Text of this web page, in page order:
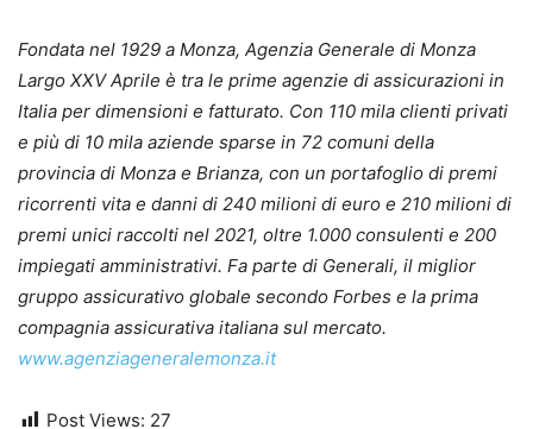
Fondata nel 1929 a Monza, Agenzia Generale di Monza
Largo XXV Aprile è tra le prime agenzie di assicurazioni in
Italia per dimensioni e fatturato. Con 110 mila clienti privati
e più di 10 mila aziende sparse in 72 comuni della
provincia di Monza e Brianza, con un portafoglio di premi
ricorrenti vita e danni di 240 milioni di euro e 210 milioni di
premi unici raccolti nel 2021, oltre 1.000 consulenti e 200
impiegati amministrativi. Fa parte di Generali, il miglior
gruppo assicurativo globale secondo Forbes e la prima
compagnia assicurativa italiana sul mercato.
www.agenziageneralemonza.it
Post Views: 27